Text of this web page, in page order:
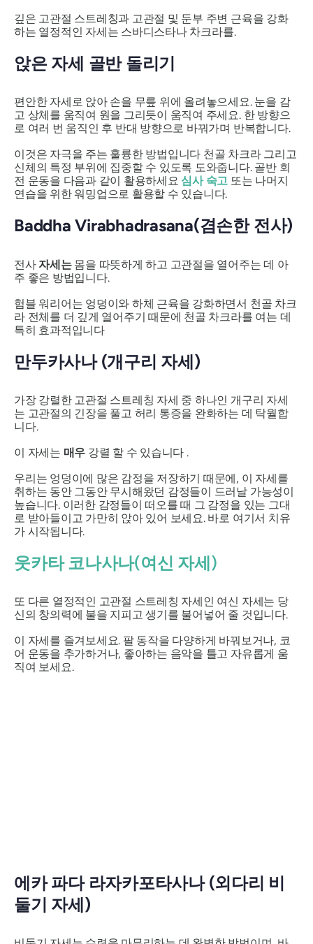
깊은 고관절 스트레칭과 고관절 및 둔부 주변 근육을 강화
하는 열정적인 자세는 스바디스타나 차크라를.
앉은 자세 골반 돌리기
편안한 자세로 앉아 손을 무릎 위에 올려놓으세요. 눈을 감
고 상체를 움직여 원을 그리듯이 움직여 주세요. 한 방향으
로 여러 번 움직인 후 반대 방향으로 바꿔가며 반복합니다.
이것은 자극을 주는 훌륭한 방법입니다 천골 차크라그리고
신체의 특정 부위에 집중할 수 있도록 도와줍니다. 골반 회
전 운동을 다음과 같이 활용하세요 심사 숙고 또는 나머지
연습을 위한 워밍업으로 활용할 수 있습니다.
Baddha Virabhadrasana(겸손한 전사)
전사자세는 몸을 따뜻하게 하고 고관절을 열어주는 데 아
주 좋은 방법입니다.
험블 워리어는 엉덩이와 하체 근육을 강화하면서 천골 차크
라 전체를 더 깊게 열어주기 때문에 천골 차크라를 여는 데
특히 효과적입니다
만두카사나(개구리 자세)
가장 강렬한 고관절 스트레칭 자세 중 하나인 개구리 자세
는 고관절의 긴장을 풀고 허리 통증을 완화하는 데 탁월합
니다.
이 자세는 매우 강렬 할 수 있습니다 .
우리는 엉덩이에 많은 감정을 저장하기 때문에, 이 자세를
취하는 동안 그동안 무시해왔던 감정들이 드러날 가능성이
높습니다. 이러한 감정들이 떠오를 때 그 감정을 있는 그대
로 받아들이고 가만히 앉아 있어 보세요. 바로 여기서 치유
가 시작됩니다.
웃카타 코나사나(여신 자세)
또 다른 열정적인 고관절 스트레칭 자세인 여신 자세는 당
신의 창의력에 불을 지피고 생기를 불어넣어 줄 것입니다.
이 자세를 즐겨보세요. 팔 동작을 다양하게 바꿔보거나, 코
어 운동을 추가하거나, 좋아하는 음악을 틀고 자유롭게 움
직여 보세요.
에카 파다 라자카포타사나 (외다리 비
둘기 자세)